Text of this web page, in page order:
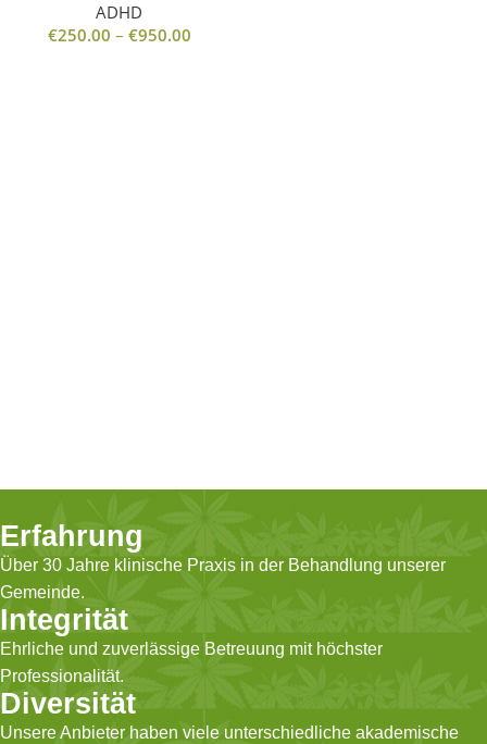
ADHD
€250.00 – €950.00
Erfahrung
Über 30 Jahre klinische Praxis in der Behandlung unserer
Gemeinde.
Integrität
Ehrliche und zuverlässige Betreuung mit höchster
Professionalität.
Diversität
Unsere Anbieter haben viele unterschiedliche akademische